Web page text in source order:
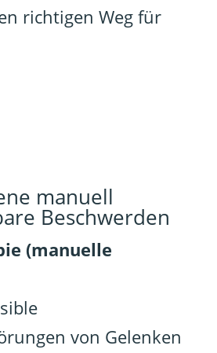
richtigen Weg für
manuell
Beschwerden
(manuelle
von Gelenken